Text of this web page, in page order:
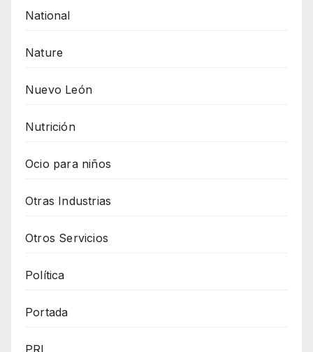
National
Nature
Nuevo León
Nutrición
Ocio para niños
Otras Industrias
Otros Servicios
Política
Portada
PRI